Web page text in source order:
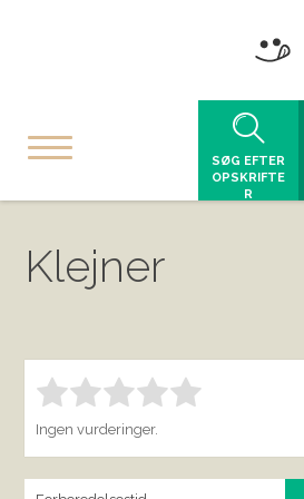
SØG EFTER
OPSKRIFTE
R
Klejner
Bedøm denne vare: 1.00
Ingen vurderinger.